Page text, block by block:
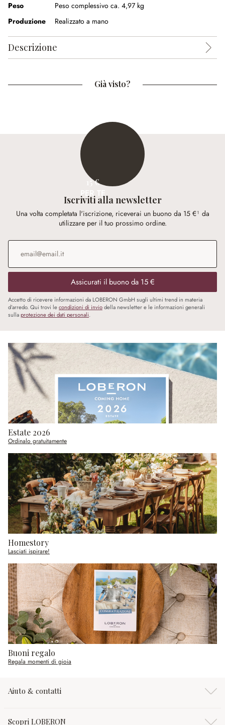
Peso
Peso complessivo ca. 4,97 kg
Produzione
Realizzato a mano
Descrizione
Già visto?
15 €
PER TE
Iscriviti alla newsletter
Una volta completata l'iscrizione, riceverai un buono da 15 €¹ da
utilizzare per il tuo prossimo ordine.
Indirizzo e-mail
Assicurati il buono da 15 €
Accetto di ricevere informazioni da LOBERON GmbH sugli ultimi trend in materia
d’arredo. Qui trovi lecondizioni di inviodella newsletter e le informazioni generali
sullaprotezione dei dati personali.
Estate 2026
Ordinalo gratuitamente
Homestory
Lasciati ispirare!
Buoni regalo
Regala momenti di gioia
Aiuto & contatti
Scopri LOBERON